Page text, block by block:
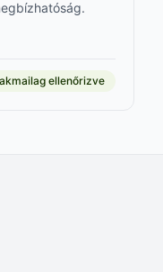
ellenőrizve